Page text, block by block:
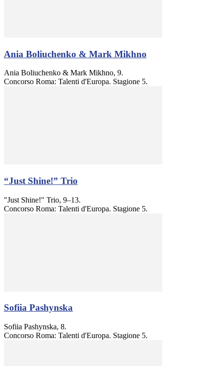
Ania Boliuchenko & Mark Mikhno
Ania Boliuchenko & Mark Mikhno, 9.
Concorso Roma: Talenti d'Europa. Stagione 5.
“Just Shine!” Trio
"Just Shine!" Trio, 9–13.
Concorso Roma: Talenti d'Europa. Stagione 5.
Sofiia Pashynska
Sofiia Pashynska, 8.
Concorso Roma: Talenti d'Europa. Stagione 5.